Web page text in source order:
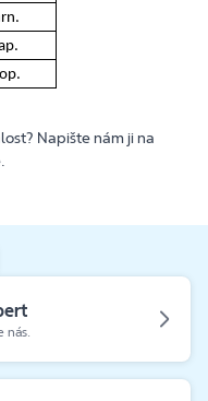
Napište nám ji na